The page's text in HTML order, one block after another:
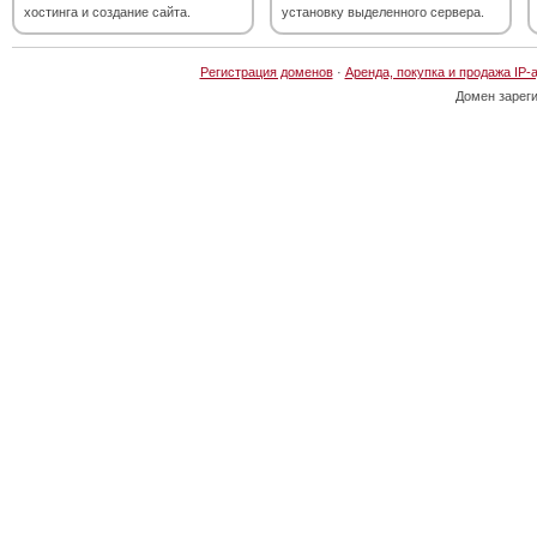
хостинга и создание сайта.
установку выделенного сервера.
Регистрация доменов· Аренда, покупка и продажа IP-
Домен